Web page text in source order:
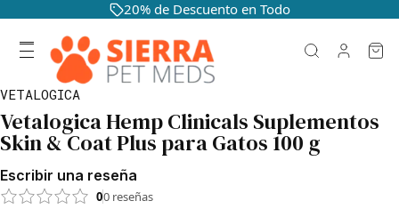
20% de Descuento en Todo
VETALOGICA
Vetalogica Hemp Clinicals Suplementos
Skin & Coat Plus para Gatos 100 g
Escribir una reseña
00 reseñas